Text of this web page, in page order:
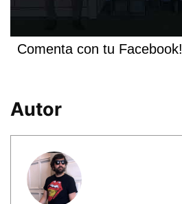
Comenta con tu Facebook!
Autor